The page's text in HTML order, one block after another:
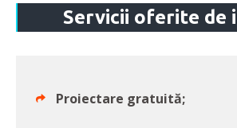
Servicii oferite de
Proiectare gratuită;